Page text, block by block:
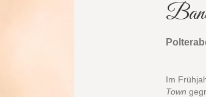
Im
Town